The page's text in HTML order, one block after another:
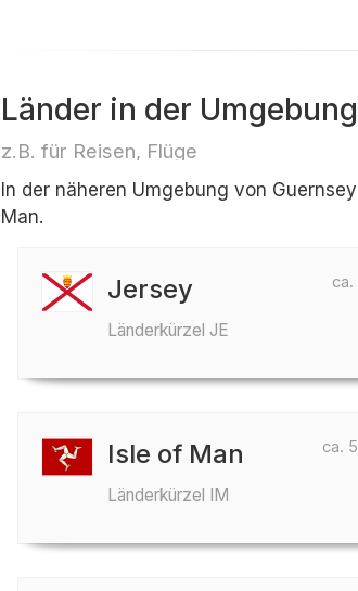
Länder in der Umgebung
z.B. für Reisen, Flüge
In der näheren Umgebung von
Man.
ca.
Jersey
Länderkürzel JE
ca.
Isle of Man
Länderkürzel IM